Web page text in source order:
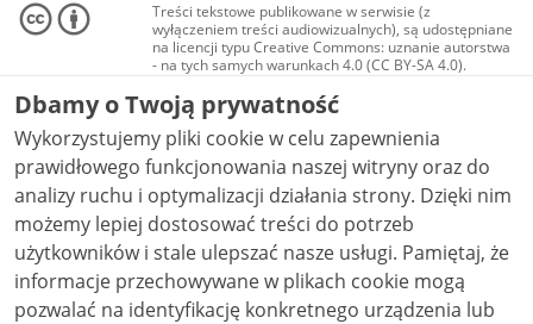
Treści tekstowe publikowane w serwisie (z
wyłączeniem treści audiowizualnych), są udostępniane
na licencji typu Creative Commons: uznanie autorstwa
- na tych samych warunkach 4.0 (CC BY-SA 4.0).
Materiały audiowizualne, w tym zdjęcia, materiały
audio i wideo, są udostępniane na licencji typu
Creative Commons: uznanie autorstwa użycie
niekomercyjne - bez utworów zależnych 4.0 (CC BY-
NC-ND 4.0), o ile nie jest to stwierdzone inaczej.
Dbamy o Twoją prywatność
Wykorzystujemy pliki cookie w celu zapewnienia
prawidłowego funkcjonowania naszej witryny oraz do
analizy ruchu i optymalizacji działania strony. Dzięki nim
możemy lepiej dostosować treści do potrzeb
użytkowników i stale ulepszać nasze usługi. Pamiętaj, że
informacje przechowywane w plikach cookie mogą
pozwalać na identyfikację konkretnego urządzenia lub